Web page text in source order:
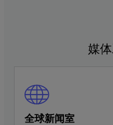
媒
全球新闻室